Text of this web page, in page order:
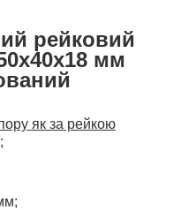
рейковий
мм
як за рейкою